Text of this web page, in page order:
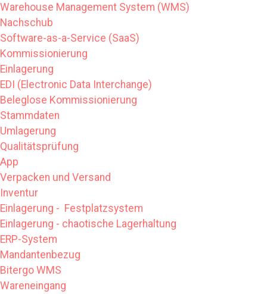
Warehouse Management System (WMS)
Nachschub
Software-as-a-Service (SaaS)
Kommissionierung
Einlagerung
EDI (Electronic Data Interchange)
Beleglose Kommissionierung
Stammdaten
Umlagerung
Qualitätsprüfung
App
Verpacken und Versand
Inventur
Einlagerung - Festplatzsystem
Einlagerung - chaotische Lagerhaltung
ERP-System
Mandantenbezug
Bitergo WMS
Wareneingang